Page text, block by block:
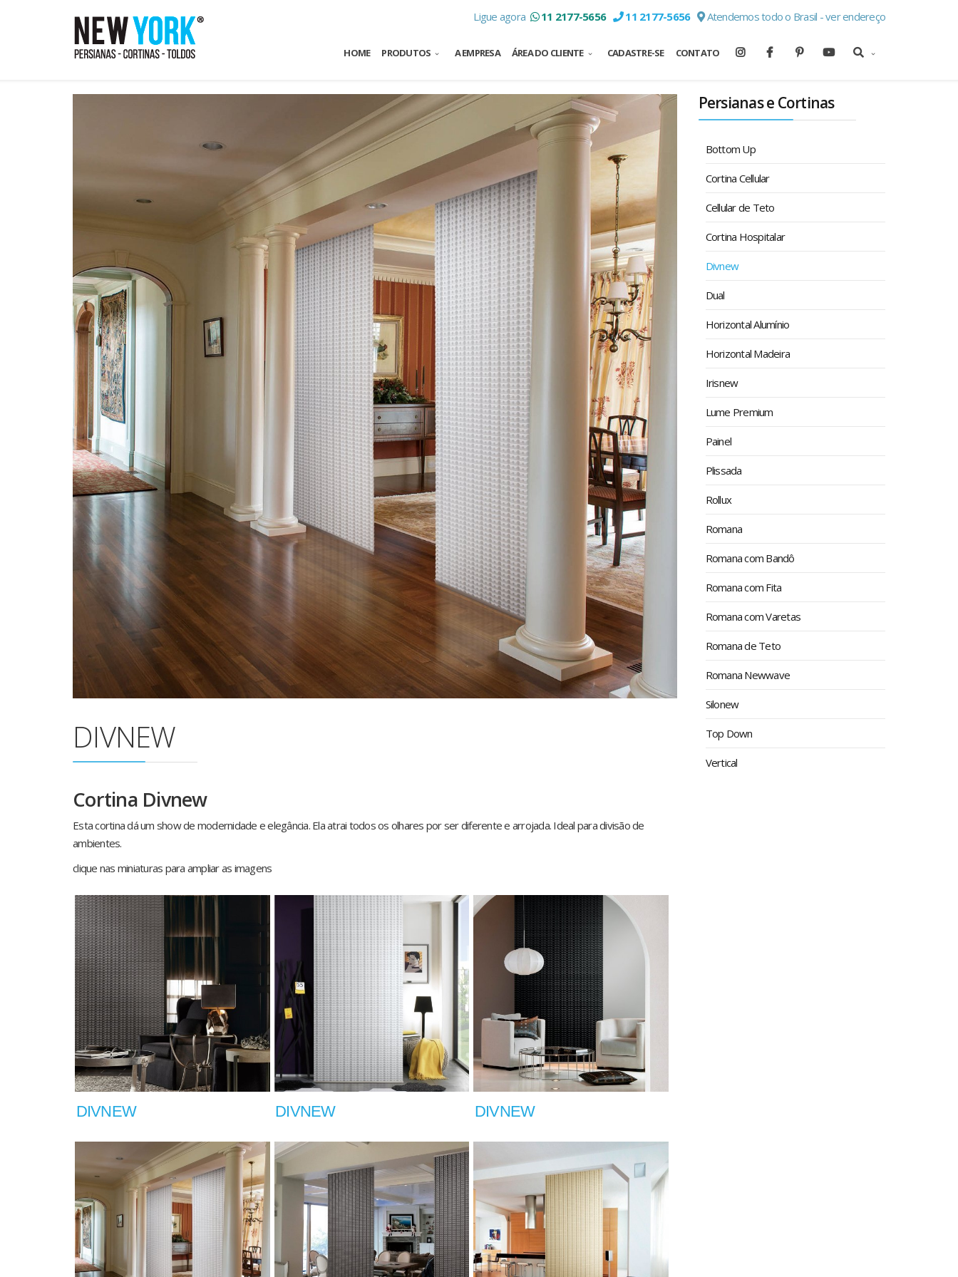
Ligue agora 11 2177-5656 11 2177-5656 Atendemos todo o Brasil - ver endereço
HOME PRODUTOS A EMPRESA ÁREA DO CLIENTE CADASTRE-SE CONTATO
DIVNEW
Cortina Divnew
Esta cortina dá um show de modernidade e elegância. Ela atrai todos os olhares por ser diferente e arrojada. Ideal para divisão de
ambientes.
clique nas miniaturas para ampliar as imagens
DIVNEW DIVNEW DIVNEW
Persianas e Cortinas
Bottom Up
Cortina Cellular
Cellular de Teto
Cortina Hospitalar
Divnew
Dual
Horizontal Alumínio
Horizontal Madeira
Irisnew
Lume Premium
Painel
Plissada
Rollux
Romana
Romana com Bandô
Romana com Fita
Romana com Varetas
Romana de Teto
Romana Newwave
Silonew
Top Down
Vertical